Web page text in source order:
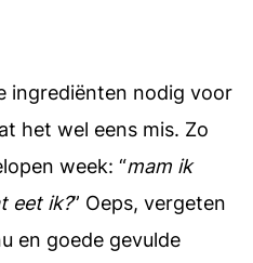
ingrediënten nodig voor
het wel eens mis. Zo
week: “mam ik
eet ik?” Oeps, vergeten
en goede gevulde